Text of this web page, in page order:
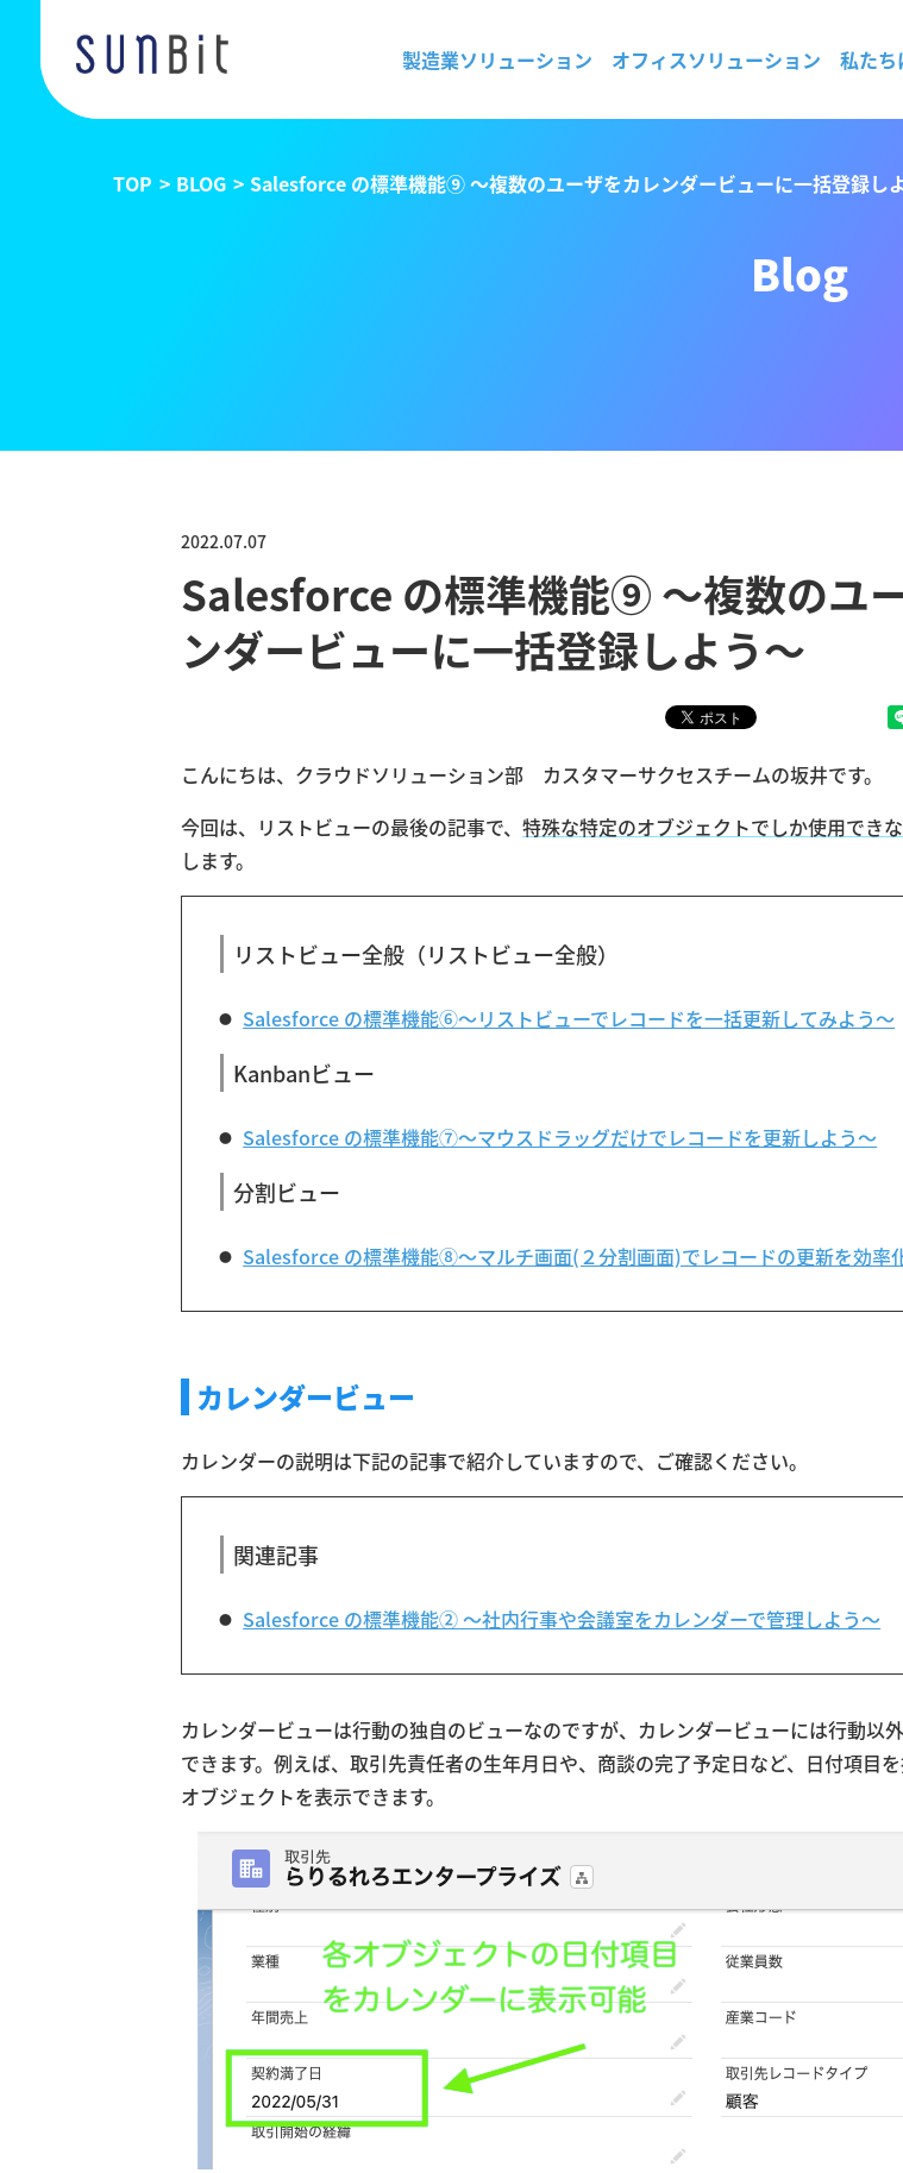
製造業ソリューション オフィスソリューション 私たち
Blog
2022.07.07
Salesforce の標準機能⑨ 〜複数のユ
ンダービューに一括登録しよう〜
こんにちは、クラウドソリューション部 カスタマーサクセスチームの坂井です。
今回は、リストビューの最後の記事で、 特殊な特定のオブジェクトでしか使用でき
します。
リストビュー全般（リストビュー全般）
Salesforce の標準機能⑥〜リストビューでレコードを一括更新してみよう〜
Kanbanビュー
Salesforce の標準機能⑦〜マウスドラッグだけでレコードを更新しよう〜
分割ビュー
Salesforce の標準機能⑧〜マルチ画面(２分割画面)でレコードの更新を効率
カレンダービュー
カレンダーの説明は下記の記事で紹介していますので、ご確認ください。
関連記事
Salesforce の標準機能② 〜社内行事や会議室をカレンダーで管理しよう〜
カレンダービューは行動の独自のビューなのですが、カレンダービューには行動以
できます。例えば、取引先責任者の生年月日や、商談の完了予定日など、日付項目
オブジェクトを表示できます。
TOP BLOG Salesforce の標準機能⑨ 〜複数のユーザをカレンダービューに一括登録し